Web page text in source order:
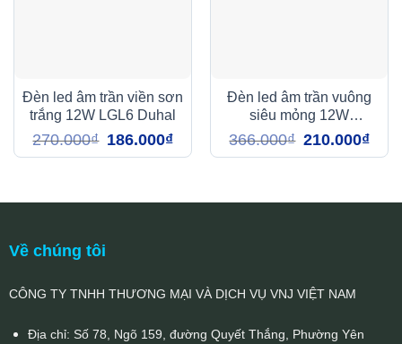
Đèn led âm trần viền sơn
trắng 12W LGL6 Duhal
270.000₫
Giá
gốc
là:
186.000₫Giá
tại
Đèn led âm trần vuông
siêu mỏng 12W
DGV0123 Duhal
366.000₫ Giá
gốc
là:
210.000₫Giá
tại
Về chúng tôi
CÔNG TY TNHH THƯƠNG MẠI VÀ DỊCH VỤ VNJ VIỆT NAM
Địa chỉ: Số 78, Ngõ 159, đường Quyết Thắng, Phường Yên